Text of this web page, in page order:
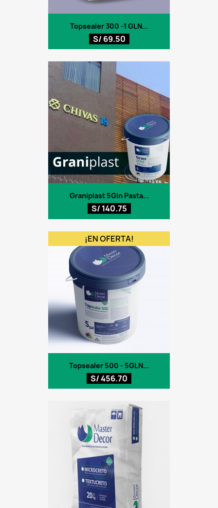
Topsealer 300 -1 GLN...
S/ 69.50
Graniplast 5Gln Pasta...
S/ 140.75
Topsealer 500 - 5GLN...
S/ 456.70
¡EN OFERTA!